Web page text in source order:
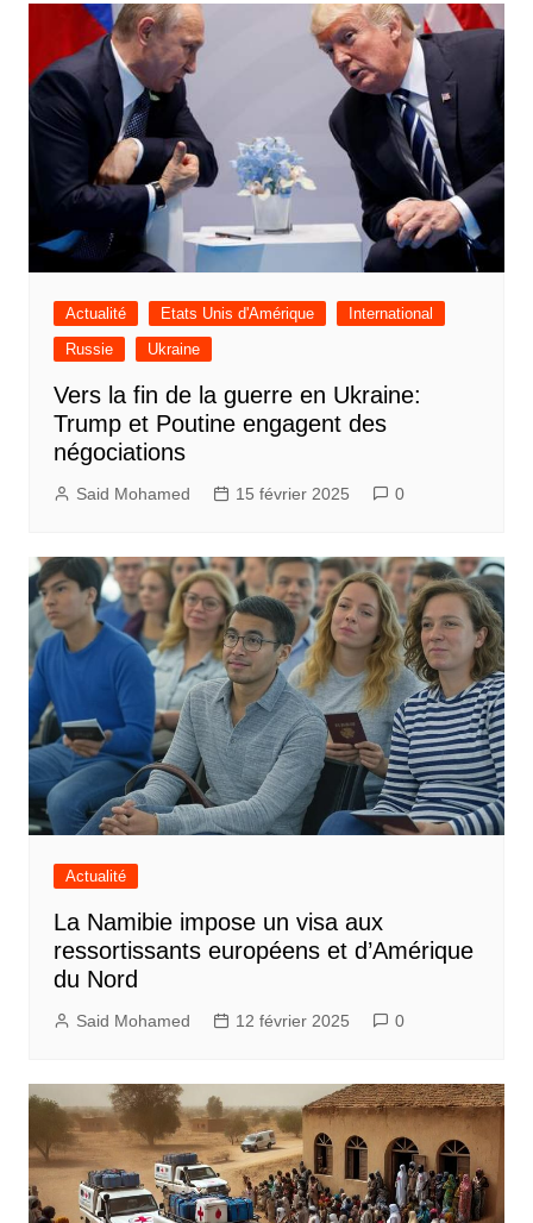
Actualité Etats Unis d'Amérique
International
Russie
Ukraine
Vers la fin de la guerre en Ukraine:
Trump et Poutine engagent des
négociations
Said Mohamed 15 février 2025 0
Actualité
La Namibie impose un visa aux
ressortissants européens et d’Amérique
du Nord
Said Mohamed 12 février 2025 0